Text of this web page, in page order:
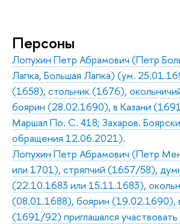
Персоны
Лопухин Петр Абрамович (Петр
Лапка, Большая Лапка) (ум.
(1658), стольник (1676),
боярин (28.02.1690), в Казани
Маршал По. С. 418; Захаров.
обращения 12.06.2021).
Лопухин Петр Абрамович (Петр
или 1701), стряпчий (1657/58),
(22.10.1683 или 15.11.1683),
(08.01.1688), боярин (19.02.1690),
(1691/92) приглашался участвовать